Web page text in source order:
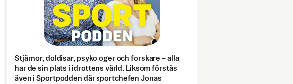
Stjärnor, doldisar, psykologer och forskare – alla
har de sin plats i idrottens värld. Liksom förstås
även i Sportpodden där sportchefen Jonas